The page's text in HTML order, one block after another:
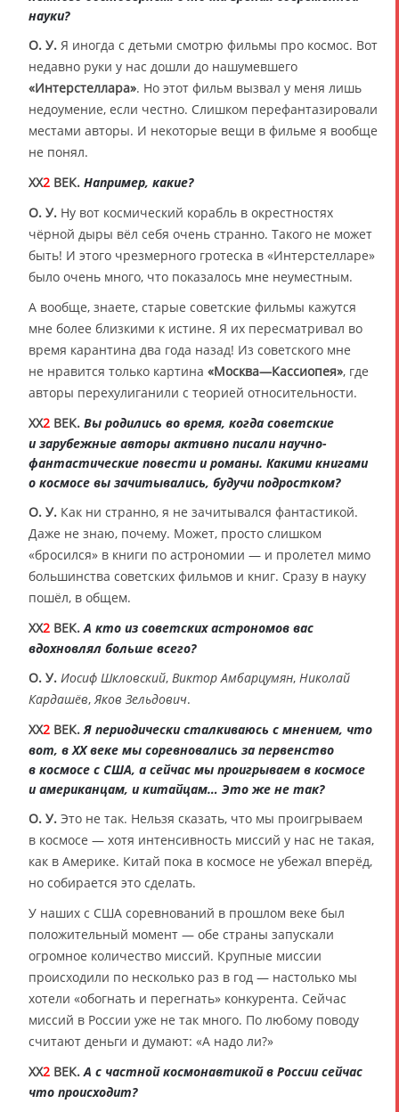
науки?
О. У. Я иногда с детьми смотрю фильмы про космос. Вот
недавно руки у нас дошли до нашумевшего
«Интерстеллара». Но этот фильм вызвал у меня лишь
недоумение, если честно. Слишком перефантазировали
местами авторы. И некоторые вещи в фильме я вообще
не понял.
XX2 ВЕК. Например, какие?
О. У. Ну вот космический корабль в окрестностях
чёрной дыры вёл себя очень странно. Такого не может
быть! И этого чрезмерного гротеска в «Интерстелларе»
было очень много, что показалось мне неуместным.
А вообще, знаете, старые советские фильмы кажутся
мне более близкими к истине. Я их пересматривал во
время карантина два года назад! Из советского мне
не нравится только картина «Москва—Кассиопея», где
авторы перехулиганили с теорией относительности.
XX2 ВЕК. Вы родились во время, когда советские
и зарубежные авторы активно писали научно-
фантастические повести и романы. Какими книгами
о космосе вы зачитывались, будучи подростком?
О. У. Как ни странно, я не зачитывался фантастикой.
Даже не знаю, почему. Может, просто слишком
«бросился» в книги по астрономии — и пролетел мимо
большинства советских фильмов и книг. Сразу в науку
пошёл, в общем.
XX2 ВЕК. А кто из советских астрономов вас
вдохновлял больше всего?
О. У. Иосиф Шкловский, Виктор Амбарцумян, Николай
Кардашёв,Яков Зельдович.
XX2 ВЕК. Я периодически сталкиваюсь с мнением, что
вот, в XX веке мы соревновались за первенство
в космосе с США, а сейчас мы проигрываем в космосе
и американцам, и китайцам… Это же не так?
О. У. Это не так. Нельзя сказать, что мы проигрываем
в космосе — хотя интенсивность миссий у нас не такая,
как в Америке. Китай пока в космосе не убежал вперёд,
но собирается это сделать.
У наших с США соревнований в прошлом веке был
положительный момент — обе страны запускали
огромное количество миссий. Крупные миссии
происходили по несколько раз в год — настолько мы
хотели «обогнать и перегнать» конкурента. Сейчас
миссий в России уже не так много. По любому поводу
считают деньги и думают: «А надо ли?»
XX2 ВЕК. А с частной космонавтикой в России сейчас
что происходит?